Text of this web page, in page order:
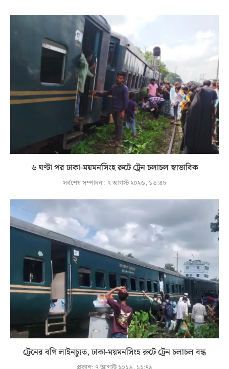
৬ ঘণ্টা পর ঢাকা-ময়মনসিংহ রুটে ট্রেন চলাচল স্বাভাবিক
সর্বশেষ সম্পাদনা: ৭ আগস্ট ২০২৬, ১৬:৪৮
ট্রেনের বগি লাইনচ্যুত, ঢাকা-ময়মনসিংহ রুটে ট্রেন চলাচল বন্ধ